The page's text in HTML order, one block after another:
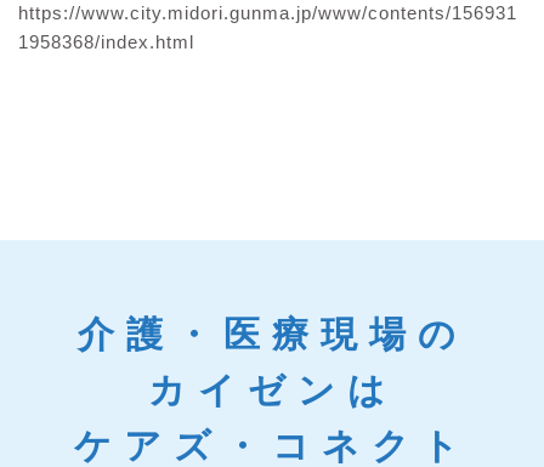
https://www.city.midori.gunma.jp/www/contents/156931
1958368/index.html
介護・医療現場の
カイゼンは
ケアズ・コネクト